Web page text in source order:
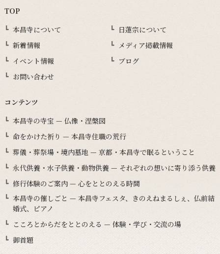
TOP
本昌寺について
日蓮宗について
新着情報
メディア掲載情報
イベント情報
ブログ
お問い合わせ
コンテンツ
本昌寺の寺宝 — 仏像・涅槃図
命をかけた祈り — 本昌寺住職の荒行
葬儀・葬祭場・境内墓地 — 京都・本昌寺で眠るということ
永代供養・水子供養・動物供養 — それぞれの想いに寄り添う供養
修行体験のご案内 — 心をととのえる時間
本昌寺の催しごと — 本昌寺フェスタ、きのえねまるしぇ、仏前結
婚式、ピアノ
こころとからだをととのえる — 体験・学び・交流の場
御首題